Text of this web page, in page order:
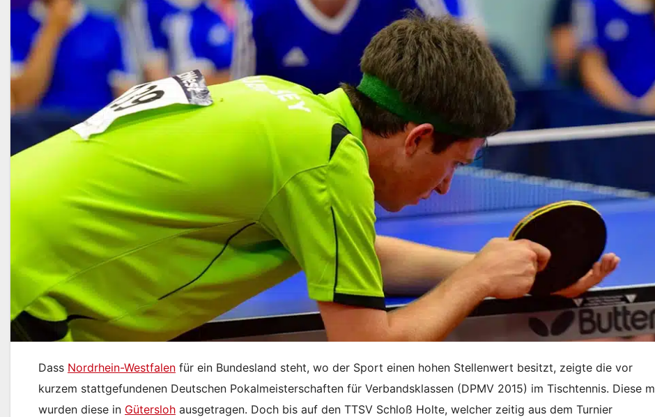
Dass Nordrhein-Westfalen für ein Bundesland steht, wo der Sport einen hohen Stellenwert besitzt, zeigte die vor
kurzem stattgefundenen Deutschen Pokalmeisterschaften für Verbandsklassen (DPMV 2015) im Tischtennis. Diese
wurden diese in Gütersloh ausgetragen. Doch bis auf den TTSV Schloß Holte, welcher zeitig aus dem Turnier